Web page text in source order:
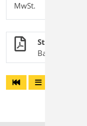
MwSt.
BauStatik-